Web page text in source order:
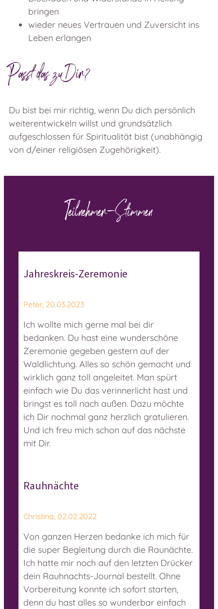
bringen
wieder neues Vertrauen und Zuversicht ins
Leben erlangen
Passt das zu Dir?
Du bist bei mir richtig, wenn Du dich persönlich
weiterentwickeln willst und grundsätzlich
aufgeschlossen für Spiritualität bist (unabhängig
von d/einer religiösen Zugehörigkeit).
Teilnehmer-Stimmen
Jahreskreis-Zeremonie
Peter, 20.03.2023
Ich wollte mich gerne mal bei dir
bedanken. Du hast eine wunderschöne
Zeremonie gegeben gestern auf der
Waldlichtung. Alles so schön gemacht und
wirklich ganz toll angeleitet. Man spürt
einfach wie Du das verinnerlicht hast und
bringst es toll nach außen. Dazu möchte
ich Dir nochmal ganz herzlich gratulieren.
Und ich freu mich schon auf das nächste
mit Dir.
Rauhnächte
Christina, 02.02.2022
Von ganzen Herzen bedanke ich mich für
die super Begleitung durch die Raunächte.
Ich hatte mir noch auf den letzten Drücker
dein Rauhnachts-Journal bestellt. Ohne
Vorbereitung konnte ich sofort starten,
denn du hast alles so wunderbar einfach